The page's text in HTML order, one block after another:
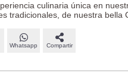
culinaria única en
tradicionales, de nuestra bella
Whatsapp Compartir